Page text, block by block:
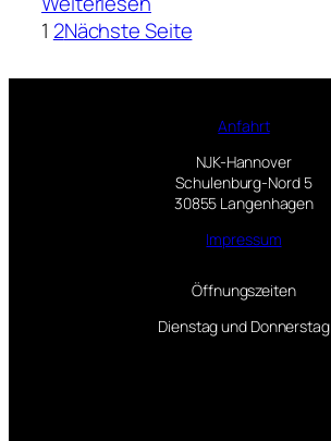
r
e
s
2
B
a
1 2Nächste Seite
Anfahrt
NJK-Hannover
Schulenburg-Nord 5
30855 Langenhagen
Impressum
Öffnungszeiten
Dienstag und Donnerstag